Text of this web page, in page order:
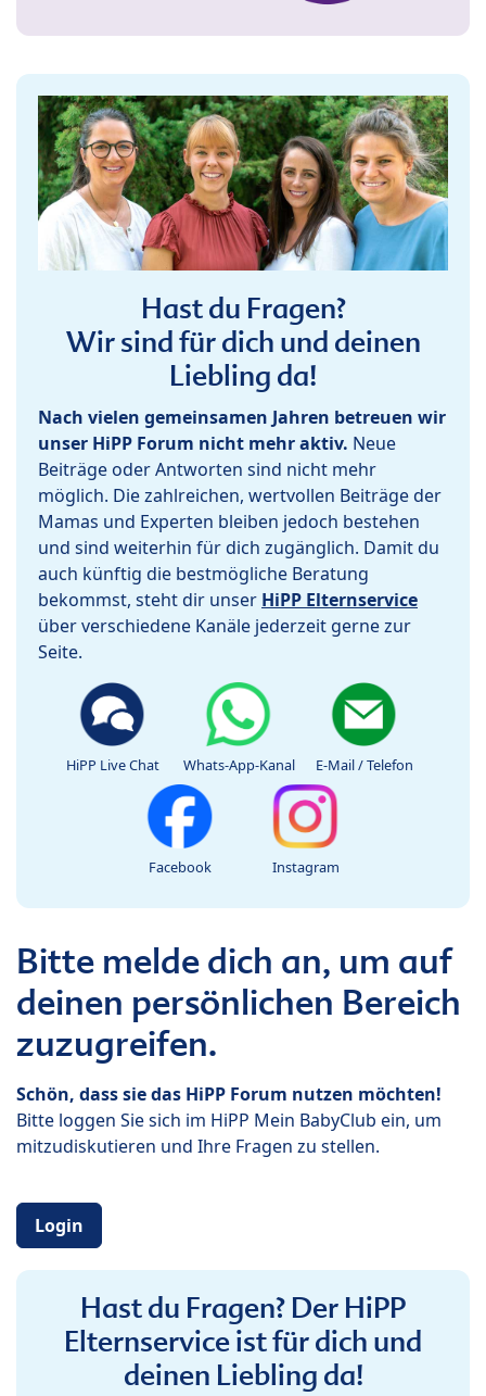
Hast du Fragen?
Wir sind für dich und deinen
Liebling da!
Nach vielen gemeinsamen Jahren betreuen wir
unser HiPP Forum nicht mehr aktiv. Neue
Beiträge oder Antworten sind nicht mehr
möglich. Die zahlreichen, wertvollen Beiträge der
Mamas und Experten bleiben jedoch bestehen
und sind weiterhin für dich zugänglich. Damit du
auch künftig die bestmögliche Beratung
bekommst, steht dir unser HiPP Elternservice
über verschiedene Kanäle jederzeit gerne zur
Seite.
HiPP Live Chat Whats-App-Kanal E-Mail / Telefon
Facebook Instagram
Bitte melde dich an, um auf
deinen persönlichen Bereich
zuzugreifen.
Schön, dass sie das HiPP Forum nutzen möchten!
Bitte loggen Sie sich im HiPP Mein BabyClub ein, um
mitzudiskutieren und Ihre Fragen zu stellen.
Login
Hast du Fragen? Der HiPP
Elternservice ist für dich und
deinen Liebling da!